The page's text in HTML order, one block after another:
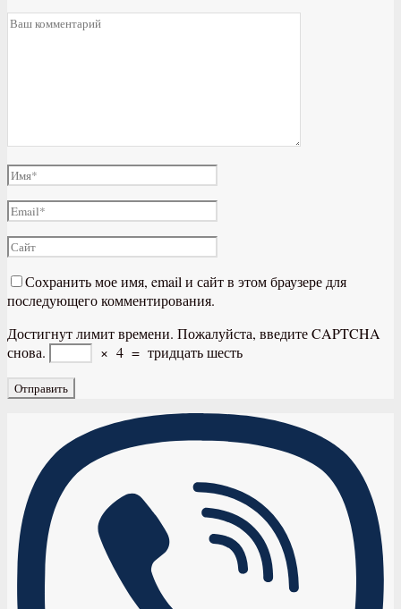
Сохранить мое имя, email и сайт в этом браузере для
последующего комментирования.
Достигнут лимит времени. Пожалуйста, введите CAPTCHA
снова.
× 4 = тридцать шесть